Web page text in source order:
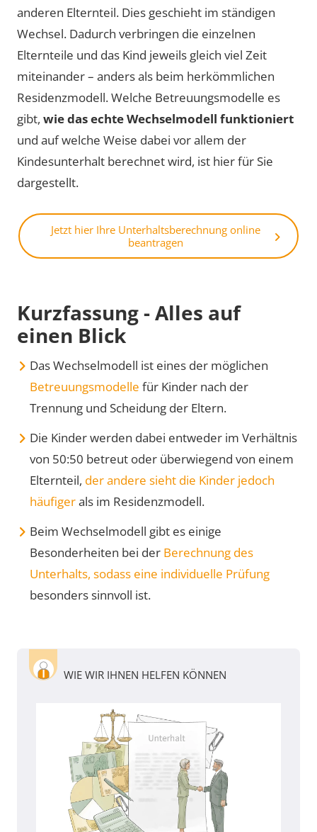
anderen Elternteil. Dies geschieht im ständigen
Wechsel. Dadurch verbringen die einzelnen
Elternteile und das Kind jeweils gleich viel Zeit
miteinander – anders als beim herkömmlichen
Residenzmodell. Welche Betreuungsmodelle es
gibt, wie das echte Wechselmodell funktioniert
und auf welche Weise dabei vor allem der
Kindesunterhalt berechnet wird, ist hier für Sie
dargestellt.
Jetzt hier Ihre Unterhaltsberechnung online
beantragen
Kurzfassung - Alles auf
einen Blick
Das Wechselmodell ist eines der möglichen
Betreuungsmodelle für Kinder nach der
Trennung und Scheidung der Eltern.
Die Kinder werden dabei entweder im Verhältnis
von 50:50 betreut oder überwiegend von einem
Elternteil, der andere sieht die Kinder jedoch
häufigerals im Residenzmodell.
Beim Wechselmodell gibt es einige
Besonderheiten bei der Berechnung des
Unterhalts, sodass eine individuelle Prüfung
besonders sinnvoll ist.
WIE WIR IHNEN HELFEN KÖNNEN